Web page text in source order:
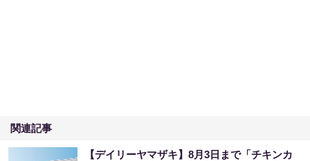
関連記事
【デイリーヤマザキ】8月3日まで「チキンカ